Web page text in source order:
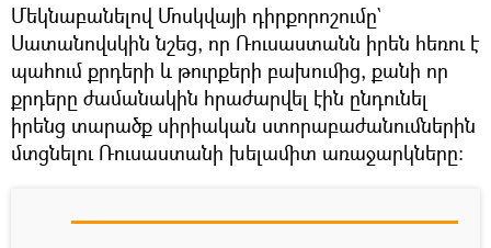
Մեկնաբանելով Մոսկվայի դիրքորոշումը`
Սատանովսկին նշեց, որ Ռուսաստանն իրեն հեռու է
պահում քրդերի և թուրքերի բախումից, քանի որ
քրդերը ժամանակին հրաժարվել էին ընդունել
իրենց տարածք սիրիական ստորաբաժանումներին
մտցնելու Ռուսաստանի խելամիտ առաջարկները։